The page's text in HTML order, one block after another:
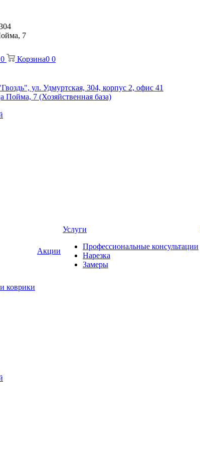
7
0 Корзина0 0
ул. Удмуртская, 304, корпус 2, офис 41
Пойма, 7 (Хозяйственная база)
коврики
Акции
Услуги
Профессиональные консультации
Нарезка
Замеры